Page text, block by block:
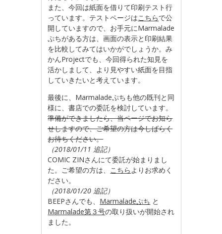
また、今回は紙面を借りて印刷テスト行
っています。テストページはこちらで公
開していますので、お手元にMarmalade
ぷちがある方は、画面の表示と印刷結果
を比較してみてはいかがでしょうか。み
かんProjectでも、今回得られた知見を
活かしまして、より見やすい紙面を目指
していきたいと考えています。
最後に、Marmaladeぷちも他の既刊と同
様に、書店での委託を検討しています。
準備ができましたら、当ページでお知ら
せしますので、ご希望の方は今しばらく
お待ちください。
（2018/01/11 追記）
COMIC ZINさんにて委託が始まりまし
た。ご希望の方は、 こちらよりお求めく
ださい。
（2018/01/20 追記）
BEEPさんでも、 Marmaladeぷち と
Marmalade第３号の取り扱いが開始され
ました。